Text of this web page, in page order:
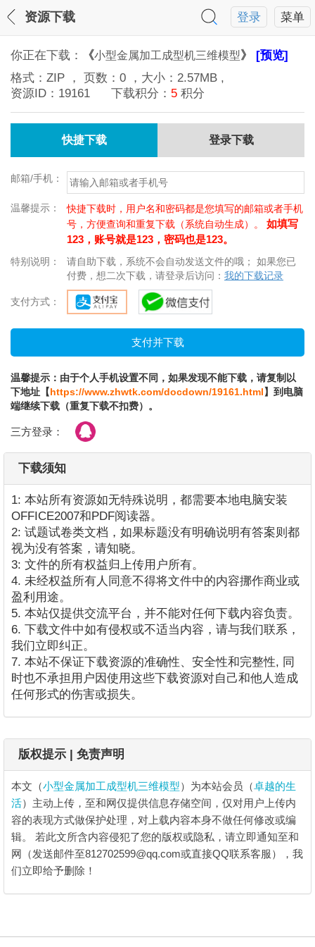
菜单
登录
资源下载
你正在下载： 《小型金属加工成型机三维模型》 [预览]
格式： ZIP ， 页数： 0 ，大小： 2.57MB ,
资源ID： 19161 下载积分： 5 积分
快捷下载 登录下载
邮箱/手机：
温馨提示：
快捷下载时，用户名和密码都是您填写的邮箱或者手机
号，方便查询和重复下载（系统自动生成）。 如填写
123，账号就是123，密码也是123。
特别说明：
请自助下载，系统不会自动发送文件的哦； 如果您已
付费，想二次下载，请登录后访问： 我的下载记录
支付方式：
温馨提示：由于个人手机设置不同，如果发现不能下载，请复制以
下地址【https://www.zhwtk.com/docdown/19161.html】到电脑
端继续下载（重复下载不扣费）。
三方登录：
下载须知
1: 本站所有资源如无特殊说明，都需要本地电脑安装
OFFICE2007和PDF阅读器。
2: 试题试卷类文档，如果标题没有明确说明有答案则都
视为没有答案，请知晓。
3: 文件的所有权益归上传用户所有。
4. 未经权益所有人同意不得将文件中的内容挪作商业或
盈利用途。
5. 本站仅提供交流平台，并不能对任何下载内容负责。
6. 下载文件中如有侵权或不适当内容，请与我们联系，
我们立即纠正。
7. 本站不保证下载资源的准确性、安全性和完整性, 同
时也不承担用户因使用这些下载资源对自己和他人造成
任何形式的伤害或损失。
版权提示 | 免责声明
本文（小型金属加工成型机三维模型）为本站会员（卓越的生
活）主动上传，至和网仅提供信息存储空间，仅对用户上传内
容的表现方式做保护处理，对上载内容本身不做任何修改或编
辑。 若此文所含内容侵犯了您的版权或隐私，请立即通知至和
网（发送邮件至812702599@qq.com或直接QQ联系客服），我
们立即给予删除！